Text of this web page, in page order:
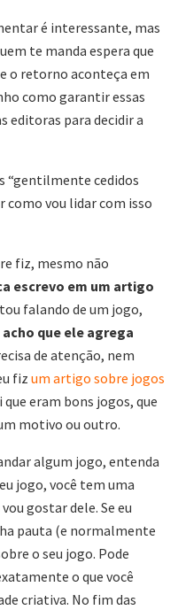
é interessante, mas
te manda espera que
o retorno aconteça em
como garantir essas
editoras para decidir a
“gentilmente cedidos
como vou lidar com isso
fiz, mesmo não
escrevo em um artigo
falando de um jogo,
que ele agrega
de atenção, nem
fiz um artigo sobre jogos
que eram bons jogos, que
motivo ou outro.
algum jogo, entenda
jogo, você tem uma
gostar dele. Se eu
pauta (e normalmente
o seu jogo. Pode
o que você
criativa. No fim das